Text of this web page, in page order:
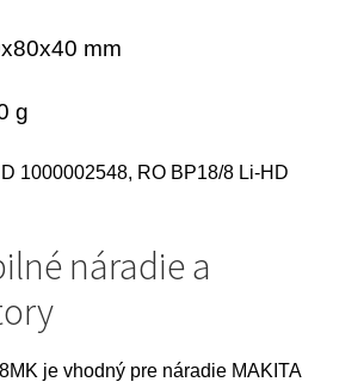
mm
g
1000002548, RO BP18/8 Li-HD
náradie a
je vhodný pre náradie MAKITA